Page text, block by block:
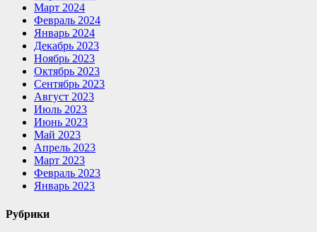
Март 2024
Февраль 2024
Январь 2024
Декабрь 2023
Ноябрь 2023
Октябрь 2023
Сентябрь 2023
Август 2023
Июль 2023
Июнь 2023
Май 2023
Апрель 2023
Март 2023
Февраль 2023
Январь 2023
Рубрики